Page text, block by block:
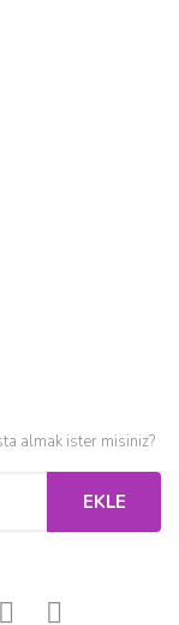
almak ister misiniz?
EKLE